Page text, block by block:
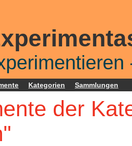
Kategorien Sammlungen
der